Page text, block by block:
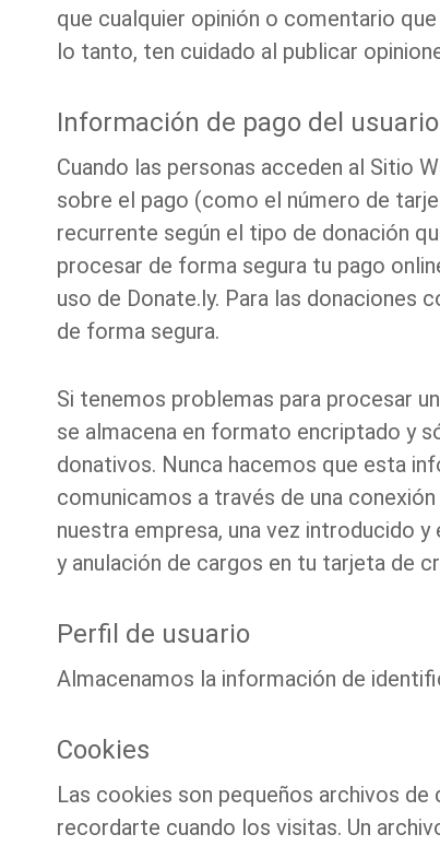
que cualquier opinión o comentario
lo tanto, ten cuidado al publicar
Información de pago del usuario
Cuando las personas acceden al Sitio
sobre el pago (como el número de
recurrente según el tipo de donación
procesar de forma segura tu pago
uso de Donate.ly. Para las
de forma segura.
Si tenemos problemas para procesar
se almacena en formato encriptado y
donativos. Nunca hacemos que esta
comunicamos a través de una
nuestra empresa, una vez introducido
y anulación de cargos en tu tarjeta de
Perfil de usuario
Almacenamos la información de
Cookies
Las cookies son pequeños archivos
recordarte cuando los visitas. Un